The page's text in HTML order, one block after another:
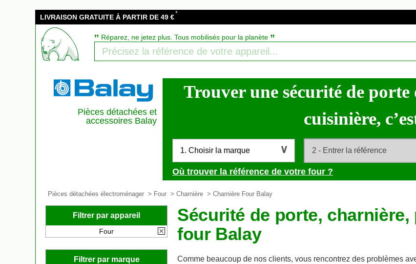
LIVRAISON GRATUITE À PARTIR DE 49 €*
‟ Réparez, ne jetez plus. Tous mobilisés pour la planète ”
Pièces détachées et
accessoires Balay
Trouver une sécurité de
cuisinière,
1. Choisir la marque
Où trouver la référence de votre four ?
Pièces détachées électroménager > Four > Charnière > Charnière Four Balay
Filtrer par appareil
Four
Filtrer par marque
Sécurité de porte,
four Balay
Comme beaucoup de nos clients, vous rencontrez des problèmes